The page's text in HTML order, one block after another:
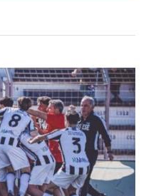
A PULA: SEGUI LA